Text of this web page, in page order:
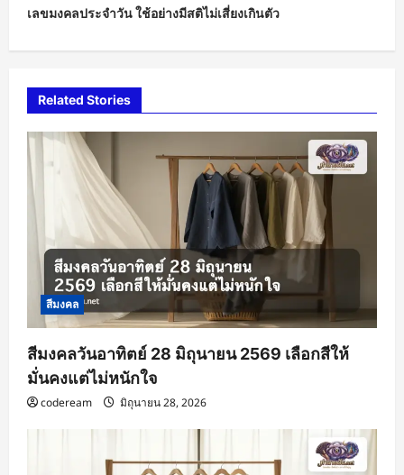
t
v
g
a
เลขมงคลประจำวัน ใช้อย่างมีสติไม่เสี่ยงเกินตัว
Related Stories
สีมงคล
สีมงคลวันอาทิตย์ 28 มิถุนายน 2569 เลือกสีให้
มั่นคงแต่ไม่หนักใจ
codeream มิถุนายน 28, 2026